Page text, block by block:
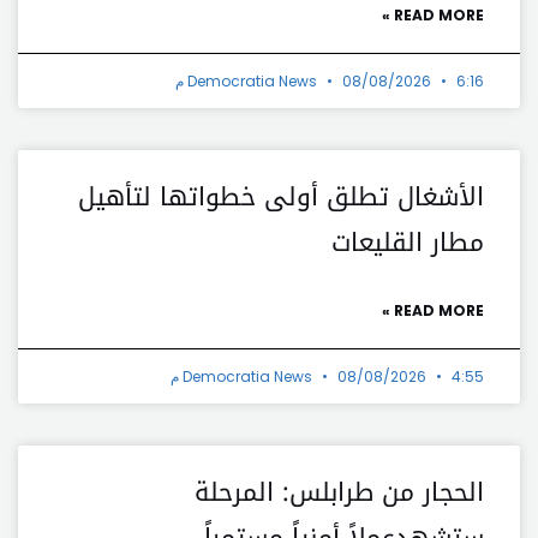
READ MORE »
Democratia News 08/08/2026 6:16 م
الأشغال تطلق أولى خطواتها لتأهيل
مطار القليعات
READ MORE »
Democratia News 08/08/2026 4:55 م
الحجار من طرابلس: المرحلة